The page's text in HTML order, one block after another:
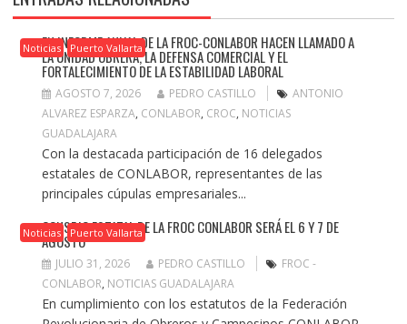
Noticias Puerto Vallarta
EN INFORME ANUAL DE LA FROC-CONLABOR HACEN LLAMADO A
LA UNIDAD OBRERA, LA DEFENSA COMERCIAL Y EL
FORTALECIMIENTO DE LA ESTABILIDAD LABORAL
AGOSTO 7, 2026 PEDRO CASTILLO
ANTONIO
ALVAREZ ESPARZA, CONLABOR, CROC, NOTICIAS
GUADALAJARA
Con la destacada participación de 16 delegados
estatales de CONLABOR, representantes de las
principales cúpulas empresariales...
Noticias Puerto Vallarta
CONSEJO ESTATAL DE LA FROC CONLABOR SERÁ EL 6 Y 7 DE
AGOSTO
JULIO 31, 2026 PEDRO CASTILLO
FROC -
CONLABOR, NOTICIAS GUADALAJARA
En cumplimiento con los estatutos de la Federación